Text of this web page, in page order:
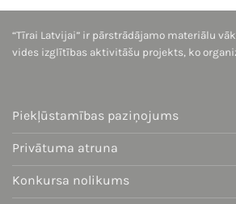
“Tīrai Latvijai” ir pārstrādājamo materiālu
vides izglītības aktivitāšu projekts, ko
Piekļūstamības paziņojums
Privātuma atruna
Konkursa nolikums